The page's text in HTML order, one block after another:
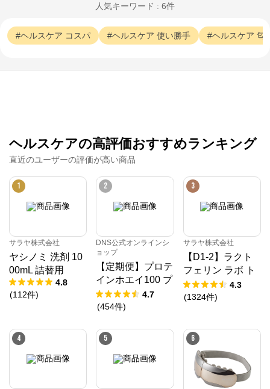
人気キーワード : 6件
ヘルスケア コスパ ヘルスケア 使い勝手 ヘルスケア 匂
ヘルスケアの高評価おすすめランキング
直近のユーザーの評価が高い商品
1
サラヤ株式会社
ヤシノミ 洗剤 10
00mL 詰替用
4.8
(112件)
2
DNS公式オンラインシ
ョップ
【定期便】プロテ
インホエイ100 プ
レミアムチョコレ
ート風味 1,000g
4.7
(454件)
3
サラヤ株式会社
【D1-2】ラクト
フェリン ラボ ト
ライアルセット
【ゆうメール】
4.3
(1324件)
4 5 6
公式ECサイト
※外部サイトが開きます
サラヤ株式会社からのコメント
【家庭用】スーパー、ドラッグストアで販売している
商品
【業務用】お得な業務用商品、個人様もご購入可能
【医療従事者用】医療・福祉現場の“プロが使う商
品”と”感染対策情報”
3種の店舗をご用意しております。